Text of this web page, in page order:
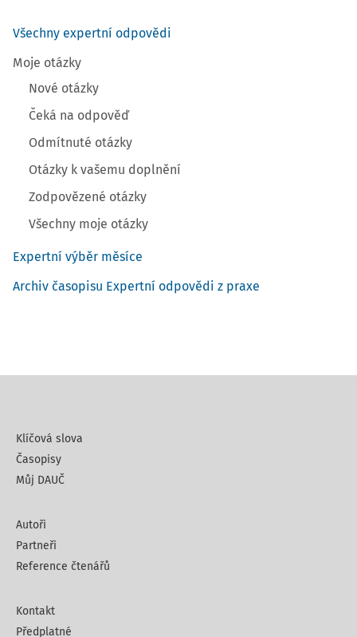
Všechny expertní odpovědi
Moje otázky
Nové otázky
Čeká na odpověď
Odmítnuté otázky
Otázky k vašemu doplnění
Zodpovězené otázky
Všechny moje otázky
Expertní výběr měsíce
Archiv časopisu Expertní odpovědi z praxe
Klíčová slova
Časopisy
Můj DAUČ
Autoři
Partneři
Reference čtenářů
Kontakt
Předplatné